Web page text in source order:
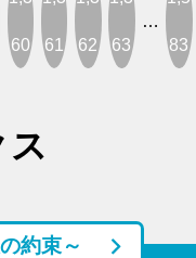
60 61 62 63
…
83
ス
約束～